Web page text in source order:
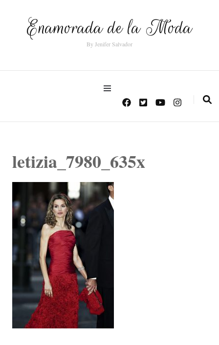
Enamorada de la Moda
By Jenifer Salvador
letizia_7980_635x